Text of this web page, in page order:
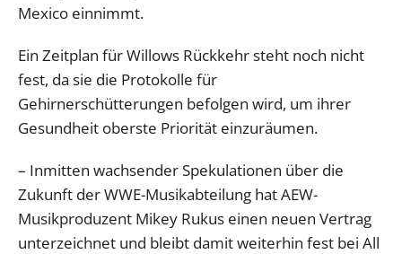
Mexico einnimmt.
Ein Zeitplan für Willows Rückkehr steht noch nicht
fest, da sie die Protokolle für
Gehirnerschütterungen befolgen wird, um ihrer
Gesundheit oberste Priorität einzuräumen.
– Inmitten wachsender Spekulationen über die
Zukunft der WWE-Musikabteilung hat AEW-
Musikproduzent Mikey Rukus einen neuen Vertrag
unterzeichnet und bleibt damit weiterhin fest bei All